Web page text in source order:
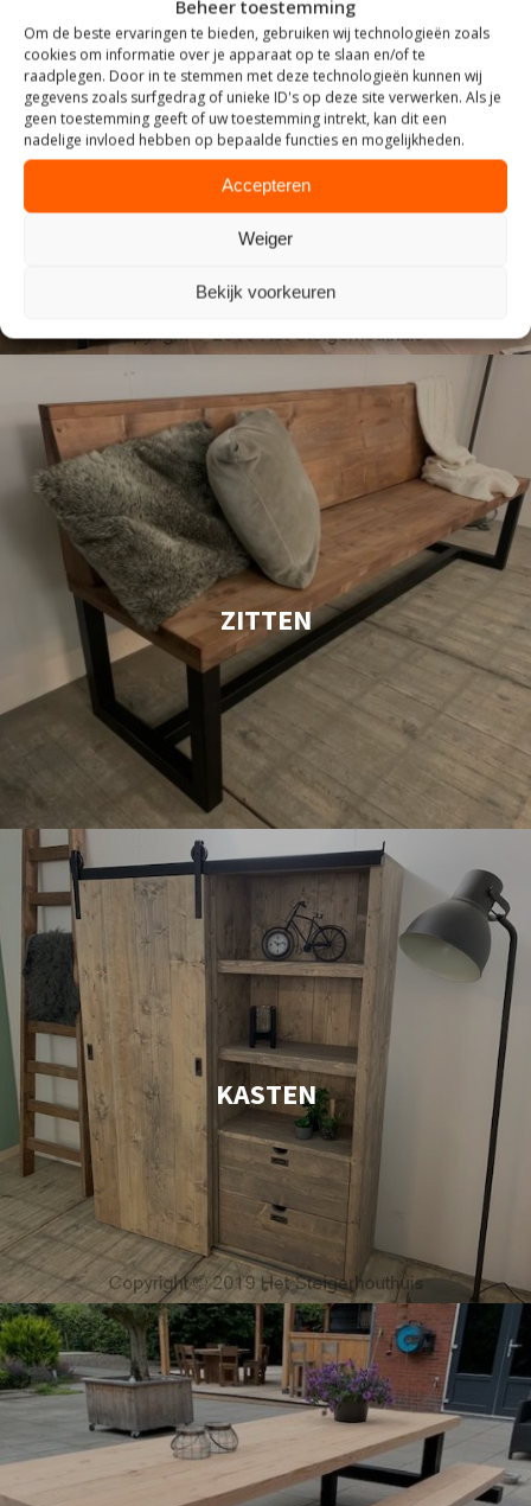
Beheer toestemming
Om de beste ervaringen te bieden, gebruiken wij technologieën zoals
cookies om informatie over je apparaat op te slaan en/of te
raadplegen. Door in te stemmen met deze technologieën kunnen wij
gegevens zoals surfgedrag of unieke ID's op deze site verwerken. Als je
geen toestemming geeft of uw toestemming intrekt, kan dit een
nadelige invloed hebben op bepaalde functies en mogelijkheden.
Accepteren
Weiger
Bekijk voorkeuren
INDUSTRIEEL
ZITTEN
KASTEN